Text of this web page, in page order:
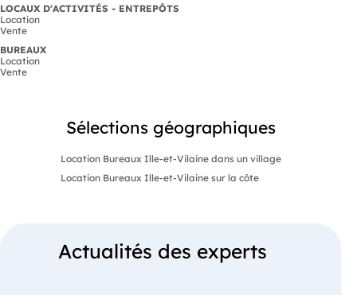
LOCAUX D'ACTIVITÉS - ENTREPÔTS
Location
Vente
BUREAUX
Location
Vente
Sélections géographiques
Location Bureaux Ille-et-Vilaine dans un village
Location Bureaux Ille-et-Vilaine sur la côte
Actualités des experts